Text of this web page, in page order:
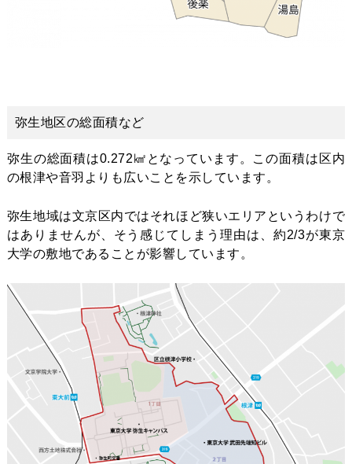
弥生地区の総面積など
弥生の総面積は0.272㎢となっています。この面積は区内
の根津や音羽よりも広いことを示しています。
弥生地域は文京区内ではそれほど狭いエリアというわけで
はありませんが、そう感じてしまう理由は、約2/3が東京
大学の敷地であることが影響しています。